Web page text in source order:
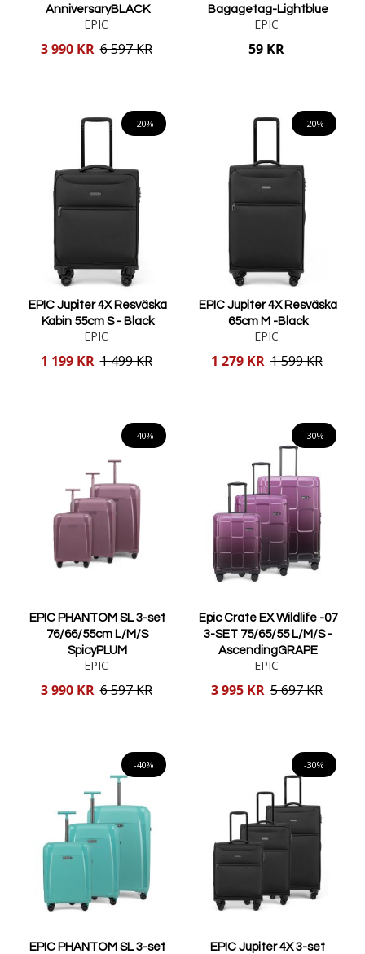
AnniversaryBLACK
EPIC
Reducerat
3 990 KR 6 597 KR
Bagagetag-Lightblue
EPIC
59 KR
-20%
EPIC Jupiter 4X Resväska
Kabin 55cm S - Black
EPIC
Reducerat
1 199 KR 1 499 KR
-20%
EPIC Jupiter 4X Resväska
65cm M -Black
EPIC
Reducerat
1 279 KR 1 599 KR
-40%
EPIC PHANTOM SL 3-set
76/66/55cm L/M/S
SpicyPLUM
EPIC
Reducerat
3 990 KR 6 597 KR
-30%
Epic Crate EX Wildlife -07
3-SET 75/65/55 L/M/S -
AscendingGRAPE
EPIC
Reducerat
3 995 KR 5 697 KR
-40%
EPIC PHANTOM SL 3-set
-30%
EPIC Jupiter 4X 3-set